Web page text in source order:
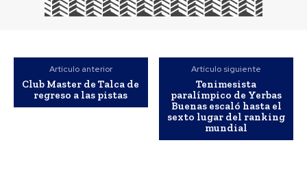
Artículo anterior
Club Master de Talca de
regreso a las pistas
Artículo siguiente
Tenimesista
paralímpico de Yerbas
Buenas escaló hasta el
sexto lugar del ranking
mundial